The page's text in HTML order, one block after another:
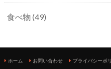
食べ物 (49)
ホーム お問い合わせ プライバシーポ